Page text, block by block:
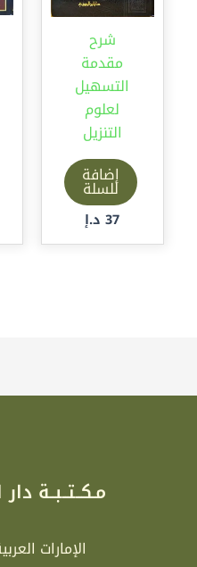
شرح
مقدمة
التسهيل
لعلوم
التنزيل
إضافة
للسلة
37 د.إ
مـكــتــبــة دار
الإمارات